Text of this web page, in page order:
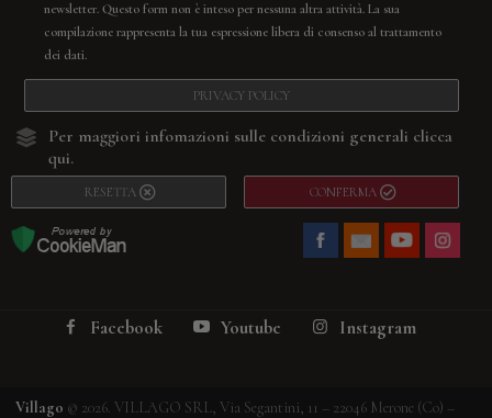
newsletter. Questo form non è inteso per nessuna altra attività. La sua
compilazione rappresenta la tua espressione libera di consenso al trattamento
dei dati.
PRIVACY POLICY
Per maggiori infomazioni sulle condizioni generali clicca
qui.
RESETTA CONFERMA
Facebook Youtube Instagram
Villago © 2026. VILLAGO SRL, Via Segantini, 11 – 22046 Merone (Co) –